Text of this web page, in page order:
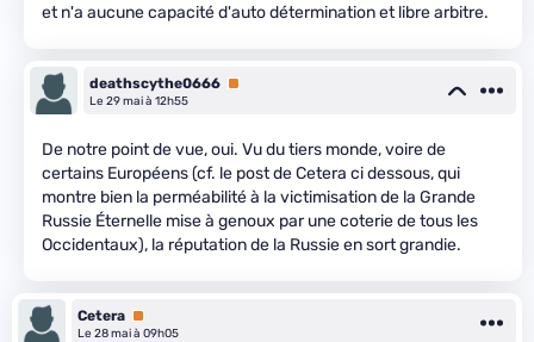
et n'a aucune capacité d'auto détermination et libre arbitre.
deathscythe0666 Premium
Le 29 mai à 12h55
De notre point de vue, oui. Vu du tiers monde, voire de
certains Européens (cf. le post de Cetera ci dessous, qui
montre bien la perméabilité à la victimisation de la Grande
Russie Éternelle mise à genoux par une coterie de tous les
Occidentaux), la réputation de la Russie en sort grandie.
Cetera Premium
Le 28 mai à 09h05